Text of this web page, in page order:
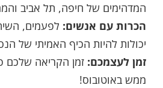
המדהימים של חיפה, תל אביב
הכרות עם אנשים: לפעמים,
יכולות להיות הכיף האמיתי של
זמן לעצמכם: זמן הקריאה שלכם
ממש באוטובוס!